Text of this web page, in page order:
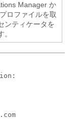
Manager か
ロファイルを取
ンティケータを